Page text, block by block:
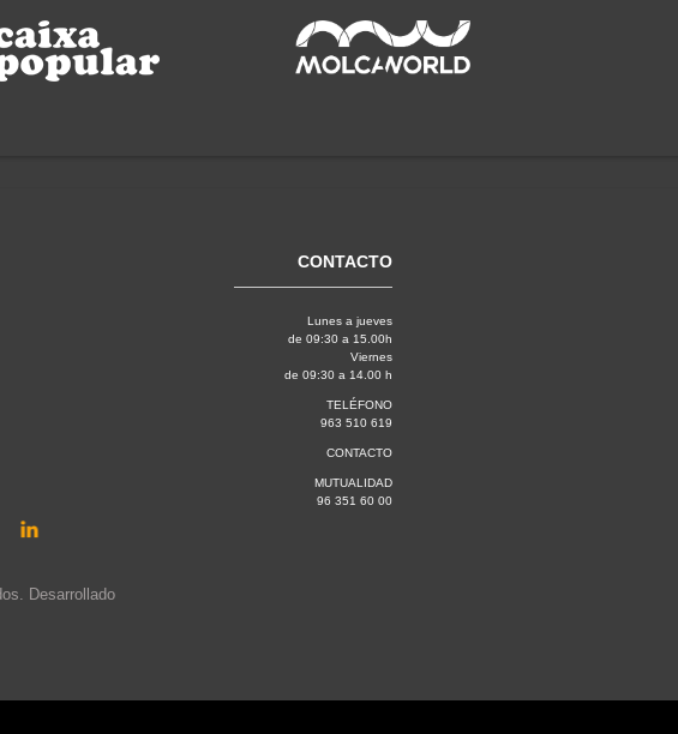
Desarrollado
CONTACTO
Lunes a jueves
de 09:30 a 15.00h
Viernes
de 09:30 a 14.00 h
TELÉFONO
963 510 619
CONTACTO
MUTUALIDAD
96 351 60 00